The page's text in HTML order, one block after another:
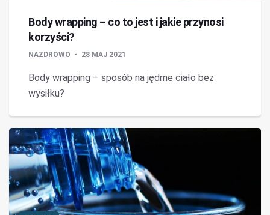
Body wrapping – co to jest i jakie przynosi
korzyści?
NAZDROWO 28 MAJ 2021
Body wrapping – sposób na jędrne ciało bez
wysiłku?